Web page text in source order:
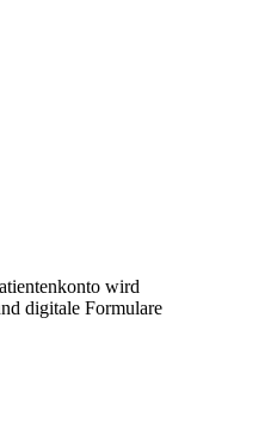
wird
digitale Formulare